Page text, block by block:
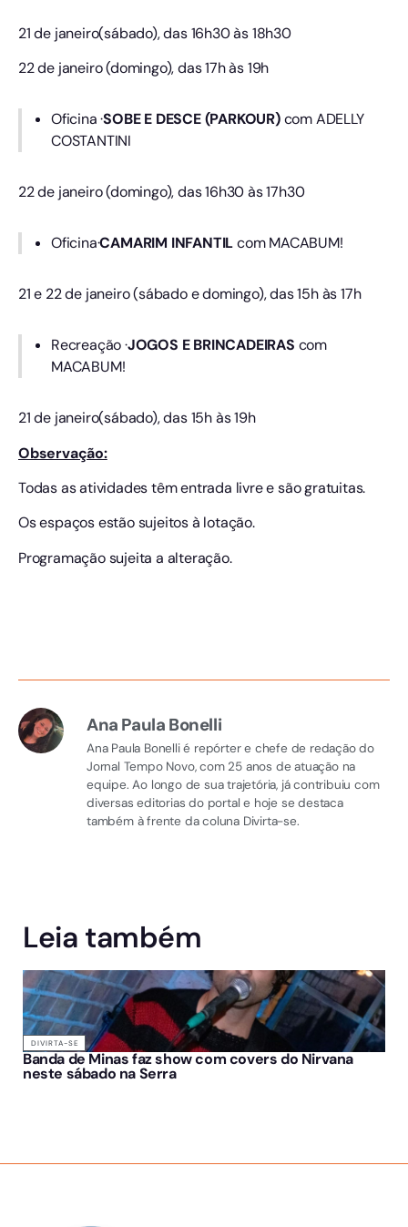
21 de janeiro(sábado), das 16h30 às 18h30
22 de janeiro (domingo), das 17h às 19h
Oficina ·SOBE E DESCE (PARKOUR)com ADELLY
COSTANTINI
22 de janeiro (domingo), das 16h30 às 17h30
Oficina·CAMARIM INFANTILcom MACABUM!
21 e 22 de janeiro (sábado e domingo), das 15h às 17h
Recreação ·JOGOS E BRINCADEIRAS com
MACABUM!
21 de janeiro(sábado), das 15h às 19h
Observação:
Todas as atividades têm entrada livre e são gratuitas.
Os espaços estão sujeitos à lotação.
Programação sujeita a alteração.
Ana Paula Bonelli
Ana Paula Bonelli é repórter e chefe de redação do
Jornal Tempo Novo, com 25 anos de atuação na
equipe. Ao longo de sua trajetória, já contribuiu com
diversas editorias do portal e hoje se destaca
também à frente da coluna Divirta-se.
Leia também
DIVIRTA-SE
Banda de Minas faz show com covers do Nirvana
neste sábado na Serra